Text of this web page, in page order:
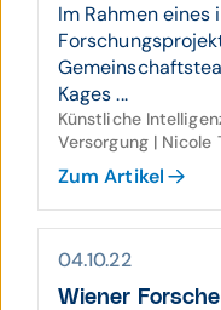
Im Rahmen
Kages ...
Künstliche
Versorgung | Nicole
Zum Artikel
04.10.22
Wiener